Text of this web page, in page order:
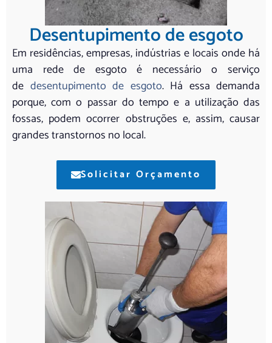
Desentupimento de esgoto
Em residências, empresas, indústrias e locais onde há
uma rede de esgoto é necessário o serviço
de desentupimento de esgoto. Há essa demanda
porque, com o passar do tempo e a utilização das
fossas, podem ocorrer obstruções e, assim, causar
grandes transtornos no local.
Solicitar Orçamento